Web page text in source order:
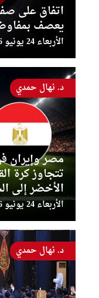
اتفاق على
يعصف
الأربعاء 24 يونيو 2026 - 16:38:53
تتجاوز كرة
الأخضر إلى
الأربعاء 24 يونيو 2026 - 16:31:17
د. نهال حمدي
د. نهال حمدي